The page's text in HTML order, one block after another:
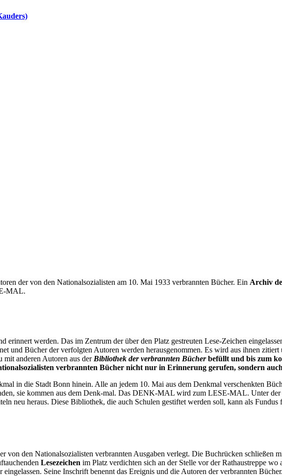
der von den Nationalsozialisten am 10. Mai 1933 verbrannten Bücher. Ein Archiv
MAL.
erinnert werden. Das im Zentrum der über den Platz gestreuten Lese-Zeichen
und Bücher der verfolgten Autoren werden herausgenommen. Es wird aus ihnen
anderen Autoren aus der Bibliothek der verbrannten Bücherbefüllt und bis zum
verbrannten Bücher nicht nur in Erinnerung gerufen, sondern
in die Stadt Bonn hinein. Alle an jedem 10. Mai aus dem Denkmal verschenkten
sie kommen aus dem Denk-mal. Das DENK-MAL wird zum LESE-MAL. Unter
neu heraus. Diese Bibliothek, die auch Schulen gestiftet werden soll, kann als
von den Nationalsozialisten verbrannten Ausgaben verlegt. Die Buchrücken schließen
Lesezeichen im Platz verdichten sich an der Stelle vor der Rathaustreppe
Seine Inschrift benennt das Ereignis und die Autoren der verbrannten Bücher.